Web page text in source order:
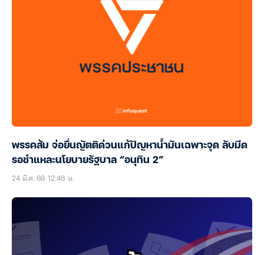
พรรคส้ม จ่อยื่นญัตติด่วนแก้ปัญหาน้ำมันเฉพาะจุด ลับมีด
รอชำแหละนโยบายรัฐบาล “อนุทิน 2”
24 มี.ค. 69 12:46 น.